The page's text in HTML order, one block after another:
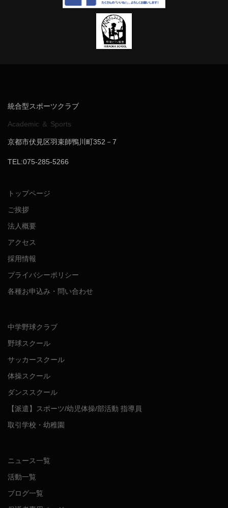
統合型スポーツクラブ
Academic ＆ Sports
京都市伏見区羽束師鴨川町352－7
TEL:075-285-5266
トップページ
ご挨拶
法人概要
アクセス
採用情報
プライバシーポリシー
各種お申込み・問い合わせ
中学野球クラブ
野球スクール
サッカースクール
体操スクール
ダンススクール
【派遣】スポーツ/幼児体操/部活動 指導員
取引学校・幼稚園
ニュース一覧
活動一覧
ブログ一覧